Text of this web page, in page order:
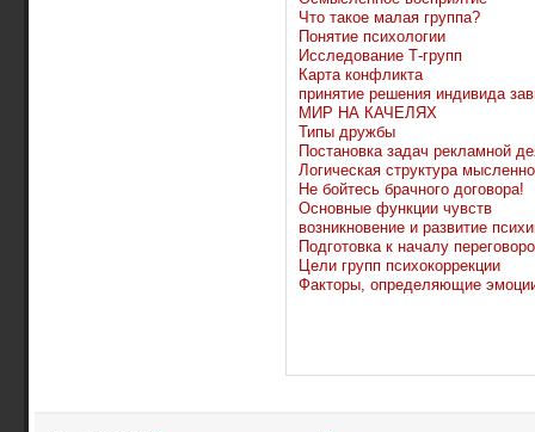
Что такое малая группа?
Понятие психологии
Исследование Т-групп
Карта конфликта
принятие решения индивида
МИР НА КАЧЕЛЯХ
Типы дружбы
Постановка задач рекламной
Логическая структура
Не бойтесь брачного договора!
Основные функции чувств
возникновение и развитие
Подготовка к началу
Цели групп психокоррекции
Факторы, определяющие